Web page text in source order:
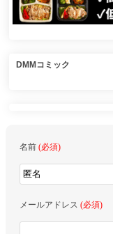
DMMコミック
名前 (必須)
メールアドレス (必須)